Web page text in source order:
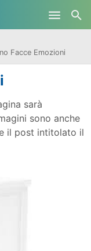
Facce Emozioni
sarà
sono anche
il post intitolato il